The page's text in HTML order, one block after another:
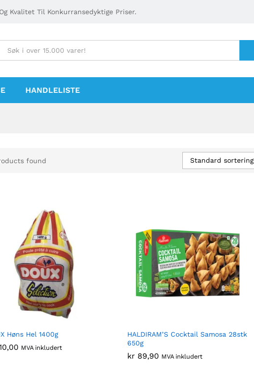
Kvalitet Til Konkurransedyktige Priser.
HANDLELISTE
found Standard sortering
Høns Hel 1400g
MVA inkludert
HALDIRAM’S Cocktail Samosa 28stk
650g
kr 89,90 MVA inkludert
kr 89,90